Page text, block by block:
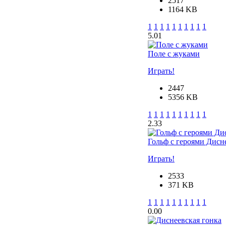
1164 KB
1 1 1 1 1 1 1 1 1 1
5.01
Поле с жуками
Играть!
2447
5356 KB
1 1 1 1 1 1 1 1 1 1
2.33
Гольф с героями
Играть!
2533
371 KB
1 1 1 1 1 1 1 1 1 1
0.00